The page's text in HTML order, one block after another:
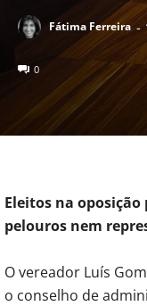
Fátima Ferreira -
0
Eleitos na
pelouros nem
O vereador Luís
o conselho de